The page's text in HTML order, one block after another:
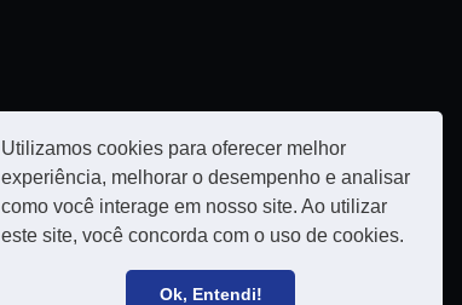
Utilizamos cookies para oferecer melhor
experiência, melhorar o desempenho e analisar
como você interage em nosso site. Ao utilizar
este site, você concorda com o uso de cookies.
Ok, Entendi!
Política de privacidade Filie-se